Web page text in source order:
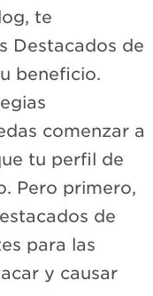
te
Destacados de
beneficio.
comenzar a
tu perfil de
Pero primero,
de
para las
y causar